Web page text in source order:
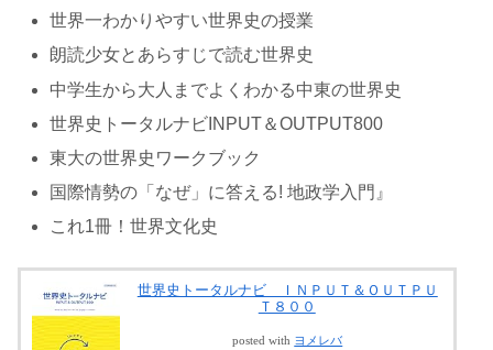
世界一わかりやすい世界史の授業
朗読少女とあらすじで読む世界史
中学生から大人までよくわかる中東の世界史
世界史トータルナビINPUT＆OUTPUT800
東大の世界史ワークブック
国際情勢の「なぜ」に答える! 地政学入門』
これ1冊！世界文化史
世界史トータルナビ ＩＮＰＵＴ＆ＯＵＴＰＵ
Ｔ８００
posted with ヨメレバ